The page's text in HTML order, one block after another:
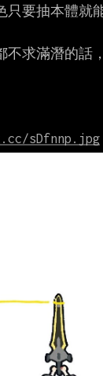
只要抽本體就
不求滿潛的話
sDfnnp.jpg